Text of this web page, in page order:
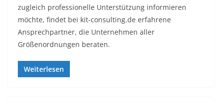
zugleich professionelle Unterstützung informieren
möchte, findet bei kit-consulting.de erfahrene
Ansprechpartner, die Unternehmen aller
Größenordnungen beraten.
Weiterlesen